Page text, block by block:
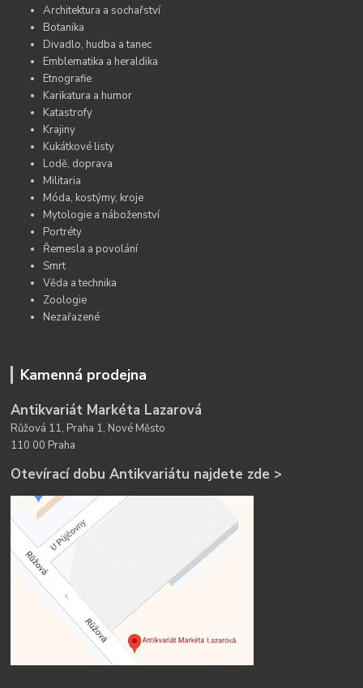
Architektura a sochařství
Botanika
Divadlo, hudba a tanec
Emblematika a heraldika
Etnografie
Karikatura a humor
Katastrofy
Krajiny
Kukátkové listy
Lodě, doprava
Militaria
Móda, kostýmy, kroje
Mytologie a náboženství
Portréty
Řemesla a povolání
Smrt
Věda a technika
Zoologie
Nezařazené
Kamenná prodejna
Antikvariát Markéta Lazarová
Růžová 11, Praha 1, Nové Město
110 00 Praha
Otevírací dobu Antikvariátu najdete zde >